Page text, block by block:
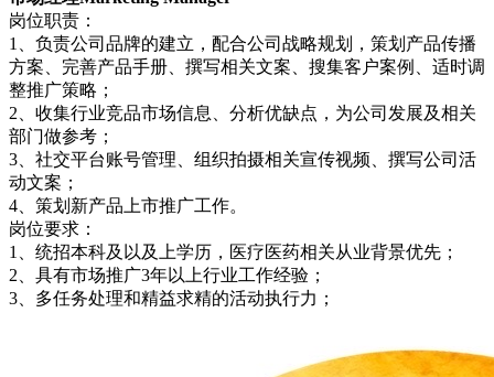
岗位职责：
1、负责公司品牌的建立，配合公司战略规划，策划产品传播
方案、完善产品手册、撰写相关文案、搜集客户案例、适时调
整推广策略；
2、收集行业竞品市场信息、分析优缺点，为公司发展及相关
部门做参考；
3、社交平台账号管理、组织拍摄相关宣传视频、撰写公司活
动文案；
4、策划新产品上市推广工作。
岗位要求：
1、统招本科及以及上学历，医疗医药相关从业背景优先；
2、具有市场推广3年以上行业工作经验；
3、多任务处理和精益求精的活动执行力；